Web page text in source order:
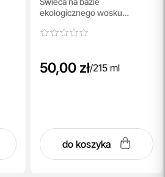
Malinowy Chruśniak
ekologicznego wosku
Chruśniak 215 ml
50,00 zł/215 ml
do koszyka